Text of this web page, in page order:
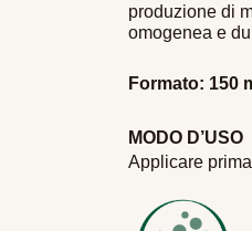
produzione di
omogenea e
Formato: 150
MODO D’USO
Applicare